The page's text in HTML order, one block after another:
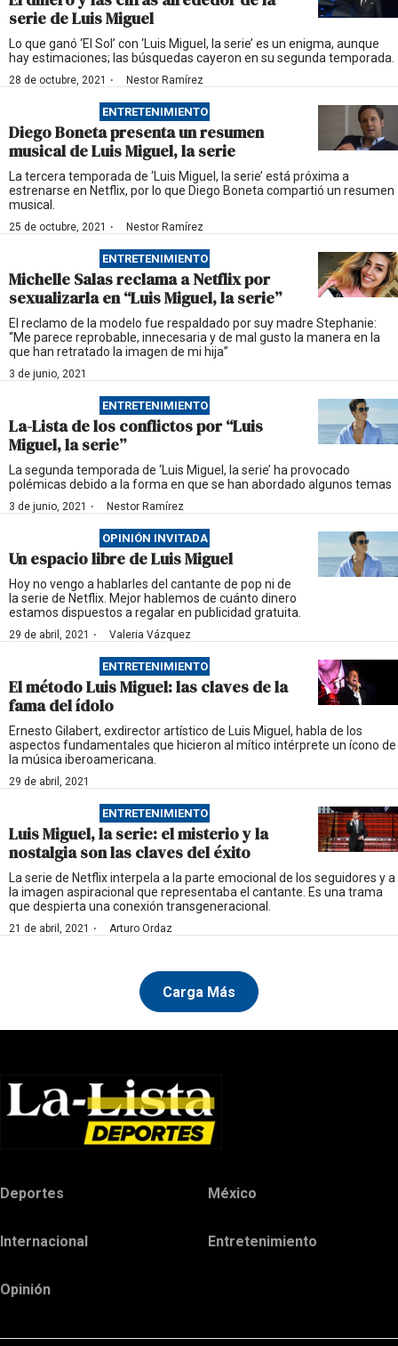
serie de Luis Miguel
Lo que ganó ‘El Sol’ con ‘Luis Miguel, la serie’ es un enigma, aunque
hay estimaciones; las búsquedas cayeron en su segunda temporada.
28 de octubre, 2021 · Nestor Ramírez
ENTRETENIMIENTO
Diego Boneta presenta un resumen
musical de Luis Miguel, la serie
La tercera temporada de ‘Luis Miguel, la serie’ está próxima a
estrenarse en Netflix, por lo que Diego Boneta compartió un resumen
musical.
25 de octubre, 2021 · Nestor Ramírez
ENTRETENIMIENTO
Michelle Salas reclama a Netflix por
sexualizarla en “Luis Miguel, la serie”
El reclamo de la modelo fue respaldado por suy madre Stephanie:
“Me parece reprobable, innecesaria y de mal gusto la manera en la
que han retratado la imagen de mi hija”
3 de junio, 2021
ENTRETENIMIENTO
La-Lista de los conflictos por “Luis
Miguel, la serie”
La segunda temporada de ‘Luis Miguel, la serie’ ha provocado
polémicas debido a la forma en que se han abordado algunos temas
3 de junio, 2021 · Nestor Ramírez
OPINIÓN INVITADA
Un espacio libre de Luis Miguel
Hoy no vengo a hablarles del cantante de pop ni de
la serie de Netflix. Mejor hablemos de cuánto dinero
estamos dispuestos a regalar en publicidad gratuita.
29 de abril, 2021 · Valeria Vázquez
ENTRETENIMIENTO
El método Luis Miguel: las claves de la
fama del ídolo
Ernesto Gilabert, exdirector artístico de Luis Miguel, habla de los
aspectos fundamentales que hicieron al mítico intérprete un ícono de
la música iberoamericana.
29 de abril, 2021
ENTRETENIMIENTO
Luis Miguel, la serie: el misterio y la
nostalgia son las claves del éxito
La serie de Netflix interpela a la parte emocional de los seguidores y a
la imagen aspiracional que representaba el cantante. Es una trama
que despierta una conexión transgeneracional.
21 de abril, 2021 · Arturo Ordaz
Carga Más
Deportes México
Internacional Entretenimiento
Opinión